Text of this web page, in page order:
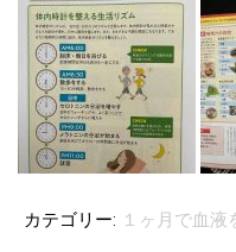
カテゴリー: １ヶ月で血液